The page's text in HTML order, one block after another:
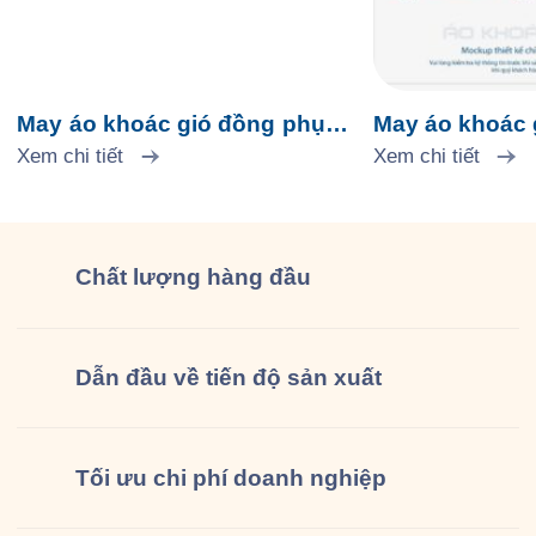
May áo khoác gió đồng phục
Aeon Mall Tân Phú
Xem chi tiết
May áo
Tap Food
Xem chi tiết
Chất lượng hàng đầu
Dẫn đầu về tiến độ sản xuất
Tối ưu chi phí doanh nghiệp